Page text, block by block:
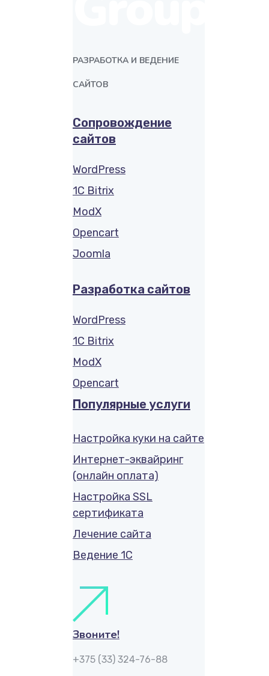
РАЗРАБОТКА И ВЕДЕНИЕ
САЙТОВ
Сопровождение
сайтов
WordPress
1C Bitrix
ModX
Opencart
Joomla
Разработка сайтов
WordPress
1C Bitrix
ModX
Opencart
Популярные услуги
Настройка куки на сайте
Интернет-эквайринг
(онлайн оплата)
Настройка SSL
сертификата
Лечение сайта
Ведение 1С
Звоните!
+375 (33) 324-76-88